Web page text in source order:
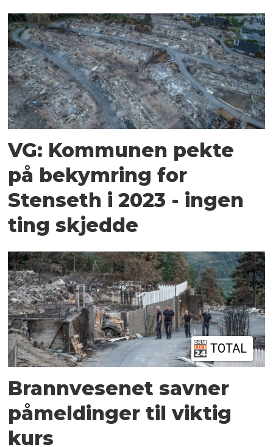
VG: Kommunen pekte
på bekymring for
Stenseth i 2023 - ingen
ting skjedde
TOTAL
Brannvesenet savner
påmeldinger til viktig
kurs